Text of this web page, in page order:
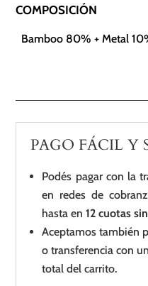
COMPOSICIÓN
Bamboo 80% + Metal
PAGO FÁCIL Y
Podés pagar con la
en redes de
hasta en12 cuotas
Aceptamos también
o transferencia con
total del carrito.